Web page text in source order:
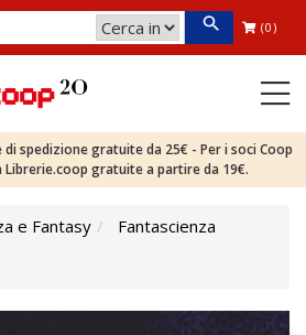
(0)
spedizione gratuite da 25€ - Per i soci Coop
gratuite a partire da 19€.
e Fantasy
Fantascienza